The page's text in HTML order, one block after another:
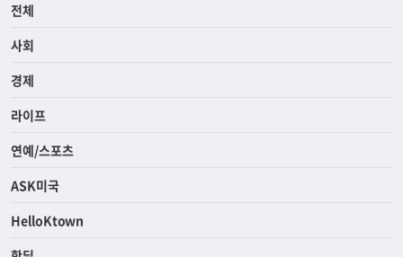
전체
사회
경제
라이프
연예/스포츠
ASK미국
HelloKtown